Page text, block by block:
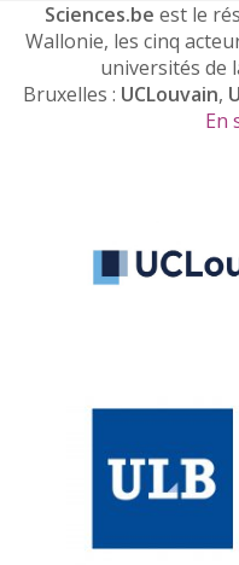
Sciences.be est le
Wallonie, les cinq
universités de
Bruxelles : UCLouvain,
En